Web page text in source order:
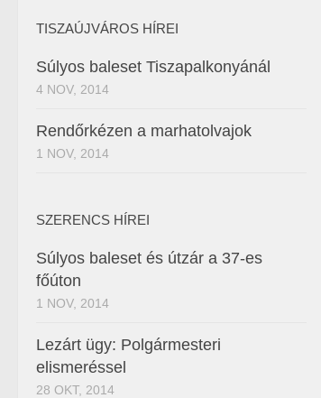
TISZAÚJVÁROS HÍREI
Súlyos baleset Tiszapalkonyánál
4 NOV, 2014
Rendőrkézen a marhatolvajok
1 NOV, 2014
SZERENCS HÍREI
Súlyos baleset és útzár a 37-es
főúton
1 NOV, 2014
Lezárt ügy: Polgármesteri
elismeréssel
28 OKT, 2014